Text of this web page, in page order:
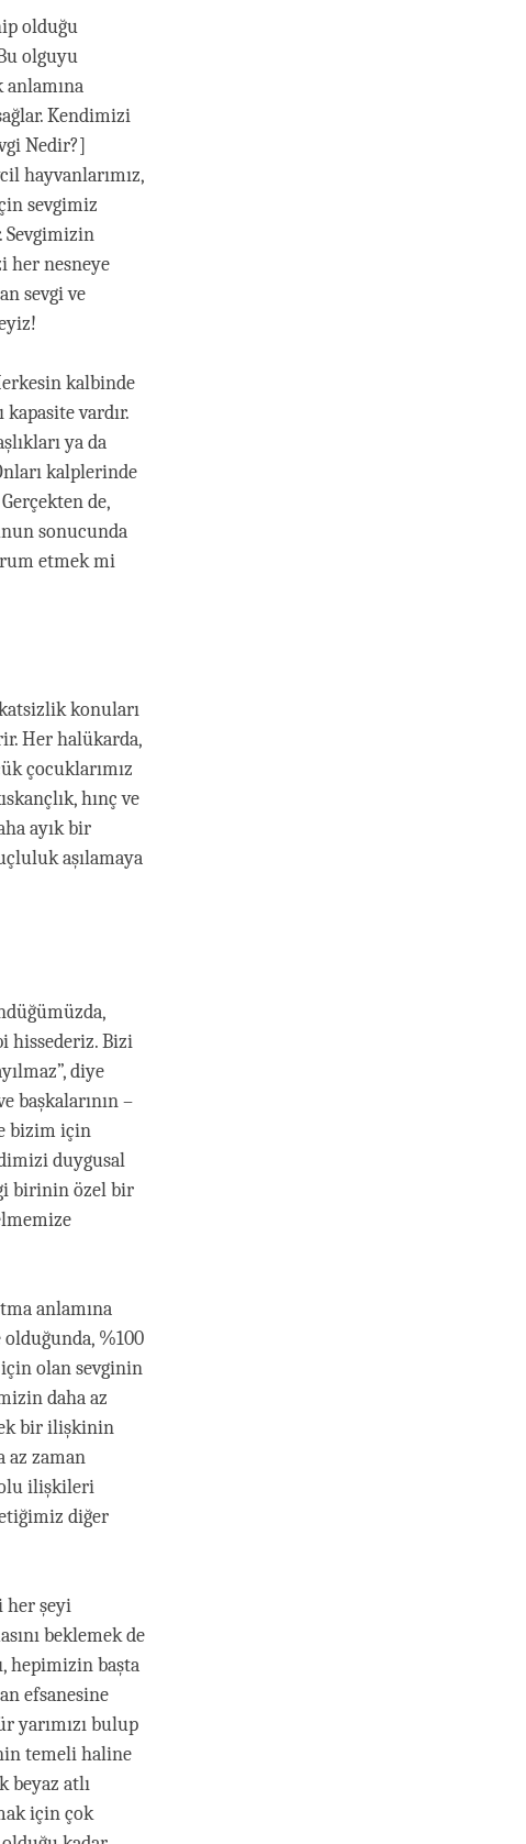
olduğu
olguyu
Kendimizi
Nedir?]
hayvanlarımız,
sevgimiz
Sevgimizin
her nesneye
sevgi ve
kalbinde
vardır.
ya da
kalplerinde
de,
sonucunda
etmek mi
konuları
Her halükarda,
çocuklarımız
hınç ve
ayık bir
aşılamaya
hissederiz. Bizi
diye
başkalarının –
bizim için
duygusal
birinin özel bir
anlamına
%100
olan sevginin
daha az
bir ilişkinin
az zaman
ilişkileri
diğer
her şeyi
beklemek de
hepimizin başta
efsanesine
yarımızı bulup
temeli haline
beyaz atlı
için çok